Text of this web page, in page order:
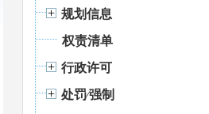
规划信息
权责清单
行政许可
处罚⁄强制